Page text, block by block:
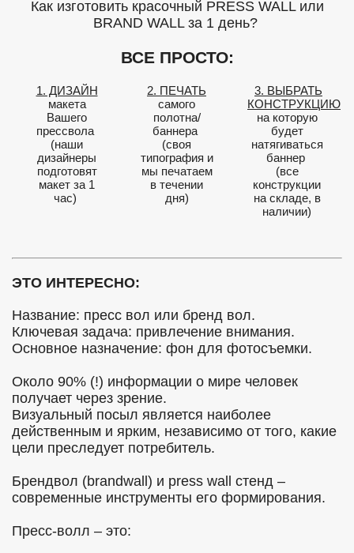
Как изготовить красочный PRESS WALL или
BRAND WALL за 1 день?
ВСЕ ПРОСТО:
1. ДИЗАЙН
макета
Вашего
прессвола
(наши
дизайнеры
подготовят
макет за 1
час)
2. ПЕЧАТЬ
самого
полотна/
баннера
(своя
типография и
мы печатаем
в течении
дня)
3. ВЫБРАТЬ
КОНСТРУКЦИЮ
на которую
будет
натягиваться
баннер
(все
конструкции
на складе, в
наличии)
ЭТО ИНТЕРЕСНО:
Название: пресс вол или бренд вол.
Ключевая задача: привлечение внимания.
Основное назначение: фон для фотосъемки.
Около 90% (!) информации о мире человек
получает через зрение.
Визуальный посыл является наиболее
действенным и ярким, независимо от того, какие
цели преследует потребитель.
Брендвол (brandwall) и press wall стенд –
современные инструменты его формирования.
Пресс-волл – это: